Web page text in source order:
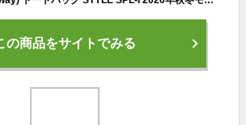
の商品をサイトでみる